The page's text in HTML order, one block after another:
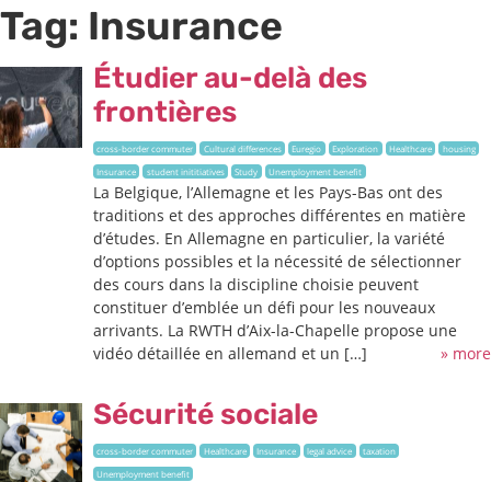
Tag: Insurance
Étudier au-delà des
frontières
cross-border commuter Cultural differences Euregio Exploration Healthcare
housing
Insurance
student inititiatives Study Unemployment benefit
La Belgique, l’Allemagne et les Pays-Bas ont des
traditions et des approches différentes en matière
d’études. En Allemagne en particulier, la variété
d’options possibles et la nécessité de sélectionner
des cours dans la discipline choisie peuvent
constituer d’emblée un défi pour les nouveaux
arrivants. La RWTH d’Aix-la-Chapelle propose une
vidéo détaillée en allemand et un […]
» more
Sécurité sociale
cross-border commuter Healthcare Insurance legal advice
taxation
Unemployment benefit